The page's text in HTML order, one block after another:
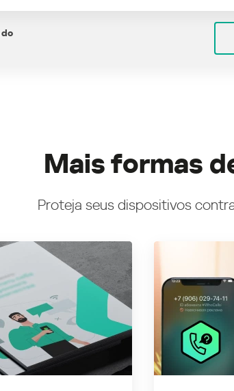
do
Mais formas
Proteja seus dispositivos